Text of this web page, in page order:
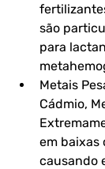
são
para
Metais
Cádmio,
em baixas
causando